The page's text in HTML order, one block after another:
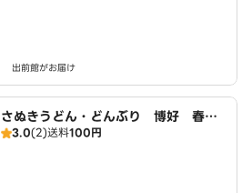
出前館がお届け
さぬきうどん・どんぶり 博好 春日
井店
3.0(2)送料100円